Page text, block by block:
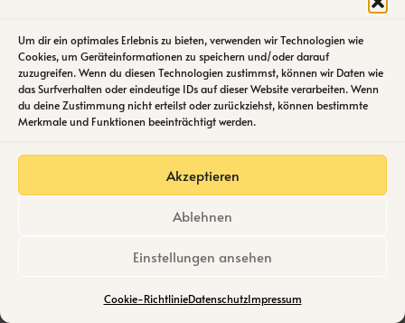
Um dir ein optimales Erlebnis zu bieten, verwenden wir Technologien wie
Cookies, um Geräteinformationen zu speichern und/oder darauf
zuzugreifen. Wenn du diesen Technologien zustimmst, können wir Daten wie
das Surfverhalten oder eindeutige IDs auf dieser Website verarbeiten. Wenn
du deine Zustimmung nicht erteilst oder zurückziehst, können bestimmte
Merkmale und Funktionen beeinträchtigt werden.
Akzeptieren
Ablehnen
Einstellungen ansehen
Cookie-RichtlinieDatenschutzImpressum
Airtable in Aktion: 5
praktische Use Cases für
automatisiertes Marketing
Stell dir vor, du lässt den lästigen Copy-Paste-
Marketing Automatisierung mit Airtable. In der
echte Workflows revolutioniert. Hier sind einige